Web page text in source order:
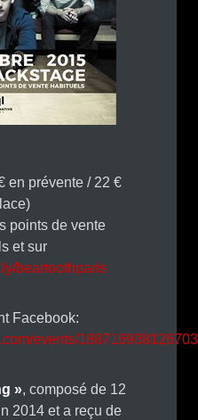
en prévente / 22 €
points de vente
et sur
beartoothparis
Facebook:
events/
», composé de 12
2014 et a reçu de